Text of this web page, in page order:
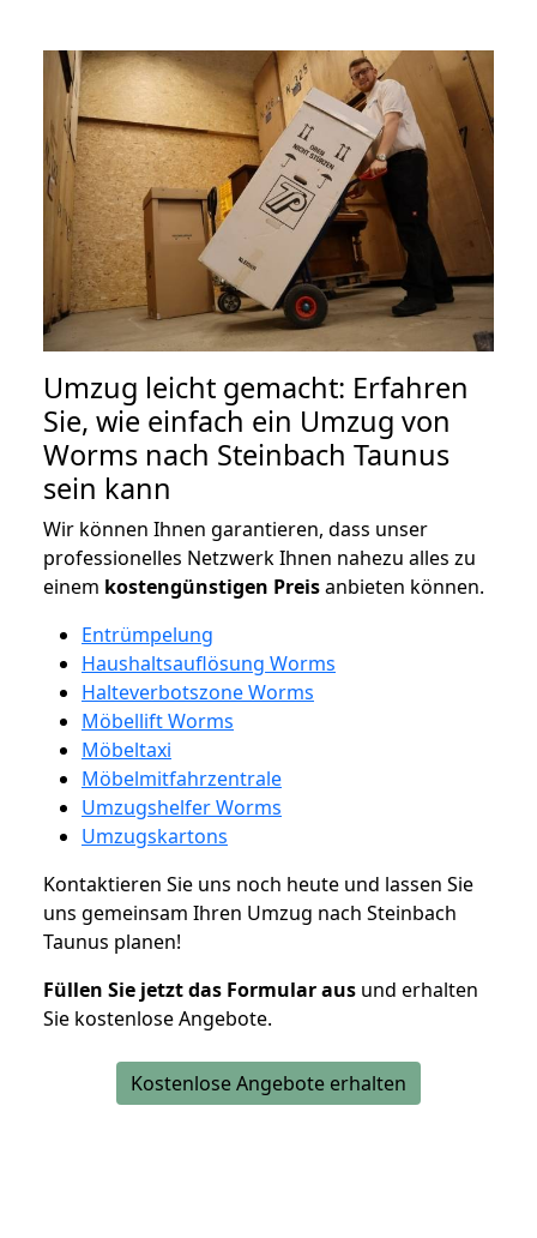
Umzug leicht gemacht: Erfahren
Sie, wie einfach ein Umzug von
Worms nach Steinbach Taunus
sein kann
Wir können Ihnen garantieren, dass unser
professionelles Netzwerk Ihnen nahezu alles zu
einem kostengünstigen Preisanbieten können.
Entrümpelung
Haushaltsauflösung Worms
Halteverbotszone Worms
Möbellift Worms
Möbeltaxi
Möbelmitfahrzentrale
Umzugshelfer Worms
Umzugskartons
Kontaktieren Sie uns noch heute und lassen Sie
uns gemeinsam Ihren Umzug nach Steinbach
Taunus planen!
Füllen Sie jetzt das Formular aus und erhalten
Sie kostenlose Angebote.
Kostenlose Angebote erhalten